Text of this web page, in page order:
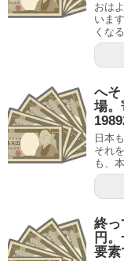
おは
いま
くな
へ
場。
日本
それ
も、
終
円
要素